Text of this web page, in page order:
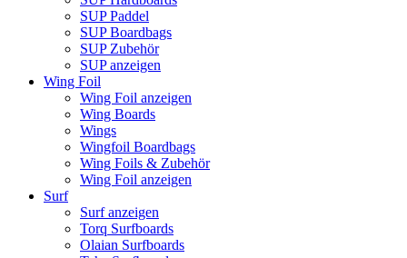
SUP Paddel
SUP Boardbags
SUP Zubehör
SUP anzeigen
Wing Foil
Wing Foil anzeigen
Wing Boards
Wings
Wingfoil Boardbags
Wing Foils & Zubehör
Wing Foil anzeigen
Surf
Surf anzeigen
Torq Surfboards
Olaian Surfboards